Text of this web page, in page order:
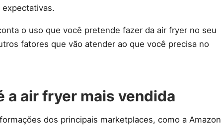
expectativas.
o uso que você pretende fazer da air fryer no seu
fatores que vão atender ao que você precisa no
a air fryer mais vendida
dos principais marketplaces, como a Amazon